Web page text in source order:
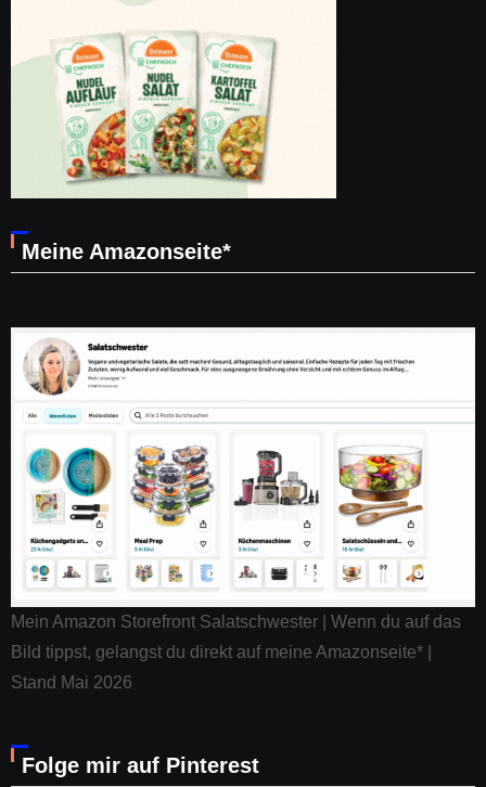
Meine Amazonseite*
Mein Amazon Storefront Salatschwester | Wenn du auf das
Bild tippst, gelangst du direkt auf meine Amazonseite* |
Stand Mai 2026
Folge mir auf Pinterest